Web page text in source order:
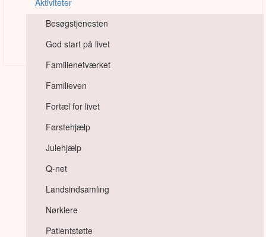
adresser
Indlevering til
Aktiviteter
Besøgstjenesten
God start på livet
Familienetværket
Familieven
Fortæl for livet
Førstehjælp
Julehjælp
Q-net
Landsindsamling
Nørklere
Patientstøtte